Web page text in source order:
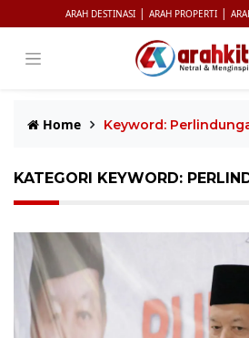
ARAH DESTINASI | ARAH PROPERTI |
Home Keyword:
KATEGORI KEYWORD: